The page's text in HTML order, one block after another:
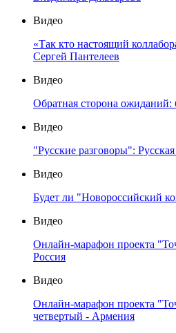
Видео
«Так кто настоящий
Сергей Пантелеев
Видео
Обратная сторона
Видео
"Русские разговоры":
Видео
Будет ли "Новороссийский
Видео
Онлайн-марафон проекта
Россия
Видео
Онлайн-марафон проекта
четвертый - Армения